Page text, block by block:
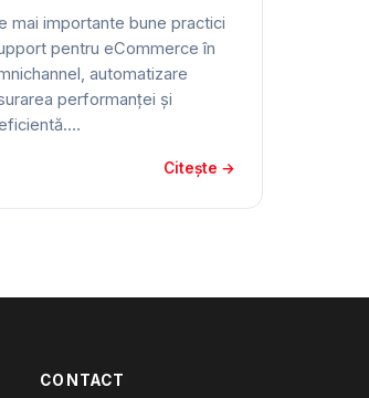
mai importante bune practici
pentru eCommerce în
automatizare
performanței și
Citește →
CONTACT